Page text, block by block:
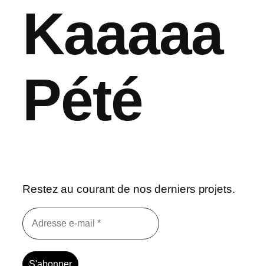
Kaaaaa
Pété
Restez au courant de nos derniers projets.